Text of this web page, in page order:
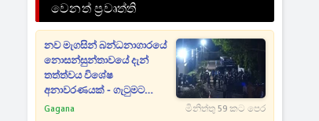
වෙනත් ප්‍රවෘත්ති
නව මැගසින් බන්ධනාගාරයේ
නොසන්සුන්තාවයේ දැන්
තත්ත්වය විශේෂ
අනාවරණයක් - ගැටුමට
හේතුවත් හෙළිවෙයි
Gagana මිනිත්තු 59 කට පෙර